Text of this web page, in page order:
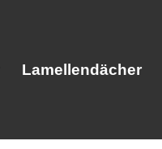
Lamellendächer